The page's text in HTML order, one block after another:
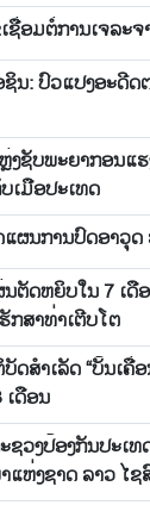
ຊື່ອມຕໍ່ການເຈລະ
ນ: ປົວ​ແປງ​ອະ​ດີດ​
ຊັບພະຍາກອນແ
ເມືອປະເທດ
ຜນການປົດອາວຸດ
ຕັດຫຍິບໃນ 7 ເດື
ກສາທ່າເຕີບໂຕ
ດສຳເລັດ “ບັ້ນເຄື່
ເດືອນ
ວງປ້ອງກັນປະເທ
ແຫ່ງຊາດ ລາວ ໄ